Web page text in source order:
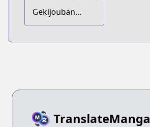
Gekijouban
Gintama:
TranslateManga